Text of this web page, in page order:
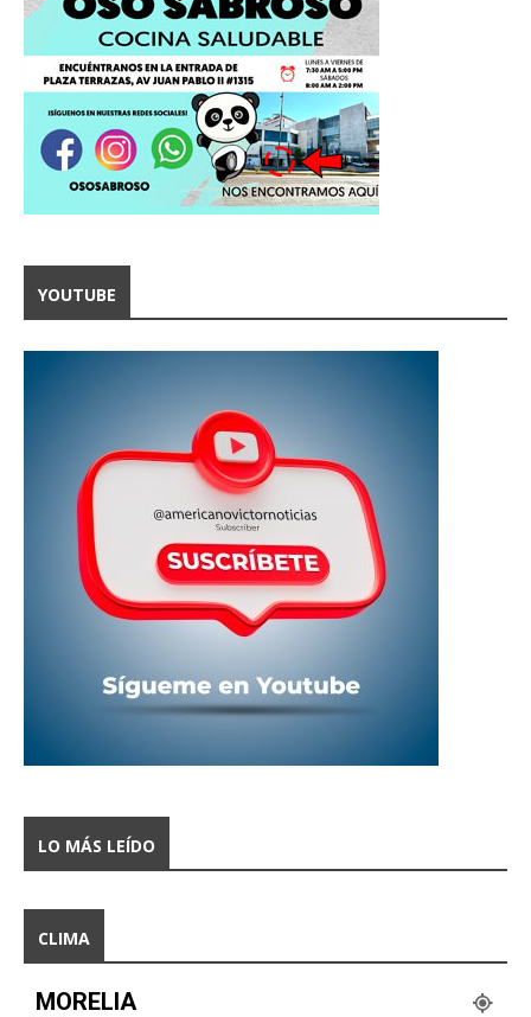
YOUTUBE
LO MÁS LEÍDO
CLIMA
MORELIA